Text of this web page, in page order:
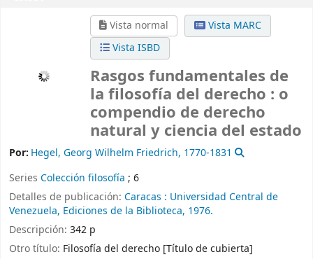
Vista normal
Vista MARC
Vista ISBD
Rasgos fundamentales de
la filosofía del derecho : o
compendio de derecho
natural y ciencia del estado
Por: Hegel, Georg Wilhelm Friedrich, 1770-1831
Series Colección filosofía ; 6
Detalles de publicación: Caracas : Universidad Central de
Venezuela, Ediciones de la Biblioteca, 1976.
Descripción: 342 p
Otro título: Filosofía del derecho [Título de cubierta]